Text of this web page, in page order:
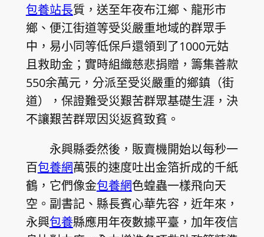
包養站長質，送至年夜布江鄉、龍形市
鄉、便江街道等受災嚴重地域的群眾手
中，易小同等低保戶還領到了1000元姑
且救助金；實時組織慈悲捐贈，籌集善款
550余萬元，分派至受災嚴重的鄉鎮（街
道），保證難受災艱苦群眾基礎生涯，決
不讓艱苦群眾因災返貧致貧。
永興縣委然後，販賣機開始以每秒一
百包養網萬張的速度吐出金箔折成的千紙
鶴，它們像金包養網色蝗蟲一樣飛向天
空。副書記、縣長賓心華先容，近年來，
永興包養縣應用年夜數據平臺，加年夜信